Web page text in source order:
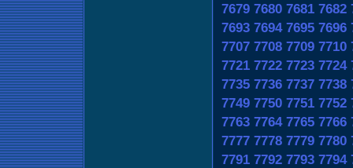
7679 7680 7681 7682
7693 7694 7695 7696
7707 7708 7709 7710
7721 7722 7723 7724
7735 7736 7737 7738
7749 7750 7751 7752
7763 7764 7765 7766
7777 7778 7779 7780
7791 7792 7793 7794